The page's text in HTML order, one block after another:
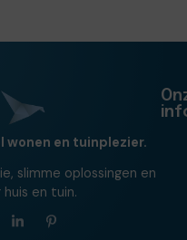
wonen en tuinplezier.
slimme oplossingen en
en tuin.